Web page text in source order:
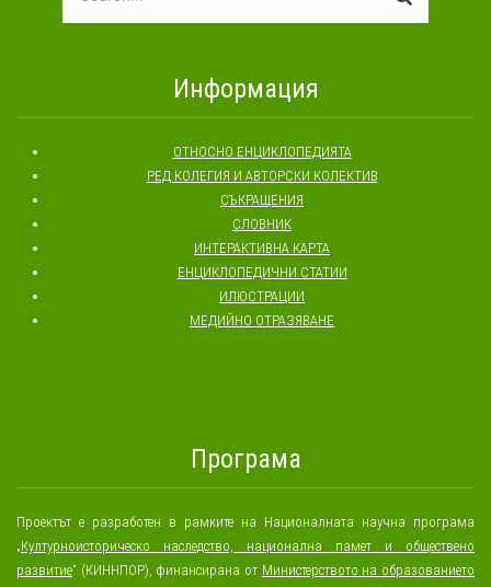
Информация
ОТНОСНО ЕНЦИКЛОПЕДИЯТА
РЕД КОЛЕГИЯ И АВТОРСКИ КОЛЕКТИВ
СЪКРАЩЕНИЯ
СЛОВНИК
ИНТЕРАКТИВНА КАРТА
ЕНЦИКЛОПЕДИЧНИ СТАТИИ
ИЛЮСТРАЦИИ
МЕДИЙНО ОТРАЗЯВАНЕ
Програма
Проектът е разработен в рамките на Националната научна програма
„Културноисторическо наследство, национална памет и обществено
развитие“ (КИННПОР), финансирана от Министерството на образованието